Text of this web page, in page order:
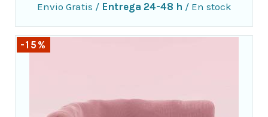
Envio Gratis / Entrega 24-48 h / En stock
-15%